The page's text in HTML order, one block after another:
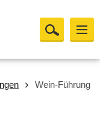
Wein-Führung